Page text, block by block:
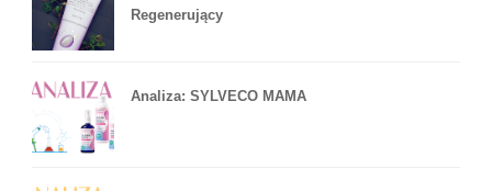
Regenerujący
Analiza: SYLVECO MAMA